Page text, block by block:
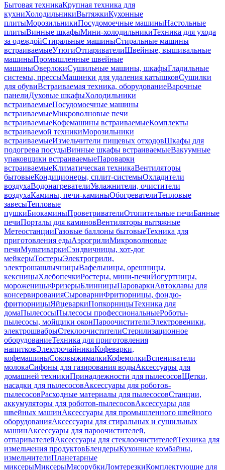
Бытовая техникаКрупная техника для
кухниХолодильникиВытяжкиКухонные
плитыМорозильникиПосудомоечные машиныНастольные
плитыВинные шкафыМини-холодильникиТехника для ухода
за одеждойСтиральные машиныСтиральные машины
встраиваемыеУтюгиОтпаривателиШвейные, вышивальные
машиныПромышленные швейные
машиныОверлокиСушильные машины, шкафыГладильные
системы, прессыМашинки для удаления катышковСушилки
для обувиВстраиваемая техника, оборудованиеВарочные
панелиДуховые шкафыХолодильники
встраиваемыеПосудомоечные машины
встраиваемыеМикроволновые печи
встраиваемыеКофемашины встраиваемыеКомплекты
встраиваемой техникиМорозильники
встраиваемыеИзмельчители пищевых отходовШкафы для
подогрева посудыВинные шкафы встраиваемыеВакуумные
упаковщики встраиваемыеПароварки
встраиваемыеКлиматическая техникаВентиляторы
бытовыеКондиционеры, сплит-системыОхладители
воздухаВодонагревателиУвлажнители, очистители
воздухаКамины, печи-каминыОбогревателиТепловые
завесыТепловые
пушкиБиокаминыПроветривателиОтопительные печиБанные
печиПорталы для каминовВентиляторы вытяжные
МетеостанцииГазовые баллоны бытовыеТехника для
приготовления едыАэрогрилиМикроволновые
печиМультиваркиСэндвичницы, хот-дог
мейкерыТостерыЭлектрогрили,
электрошашлычницыВафельницы, орешницы,
кексницыХлебопечкиРостеры, мини-печиЙогуртницы,
мороженицыФризерыБлинницыПароваркиАвтоклавы для
консервированияСыроварниФритюрницы, фондю-
фритюрницыЯйцеваркиПопкорницыТехника для
домаПылесосыПылесосы профессиональныеРоботы-
пылесосы, мойщики оконПароочистителиЭлектровеники,
электрошвабрыСтеклоочистителиСтерилизационное
оборудованиеТехника для приготовления
напитковЭлектрочайникиКофеварки,
кофемашиныСоковыжималкиКофемолкиВспениватели
молокаСифоны для газирования водыАксессуары для
домашней техникиПринадлежности для пылесосовЩетки,
насадки для пылесосовАксессуары для роботов-
пылесосовРасходные материалы для пылесосовСтанции,
аккумуляторы для роботов-пылесосовАксессуары для
швейных машинАксессуары для промышленного швейного
оборудованияАксессуары для стиральных и сушильных
машинАксессуары для пароочистителей,
отпаривателейАксессуары для стеклоочистителейТехника для
измельчения продуктовБлендерыКухонные комбайны,
измельчителиПланетарные
миксерыМиксерыМясорубкиЛомтерезкиКомплектующие для